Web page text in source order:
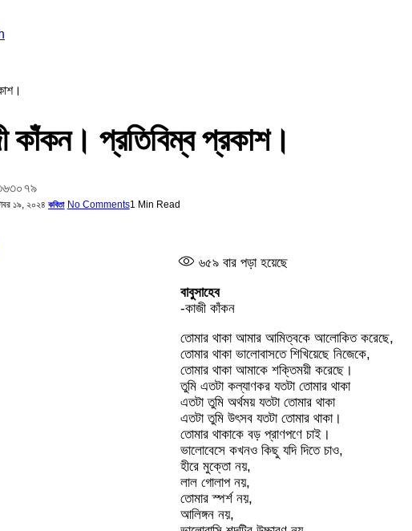
কাঁকন। প্রতিবিম্ব প্রকাশ।
১৯, ২০২৪ কবিতা No Comments1 Min Read
৬৫৯ বার পড়া হয়েছে
বাবুসাহেব
-কাজী কাঁকন
তোমার থাকা আমার আমিত্বকে আলোকিত করেছে,
তোমার থাকা ভালোবাসতে শিখিয়েছে নিজেকে,
তোমার থাকা আমাকে শক্তিময়ী করেছে।
তুমি এতটা কল্যাণকর যতটা তোমার থাকা
এতটা তুমি অর্থময় যতটা তোমার থাকা
এতটা তুমি উৎসব যতটা তোমার থাকা।
তোমার থাকাকে বড় প্রাণপণে চাই।
ভালোবেসে কখনও কিছু যদি দিতে চাও,
হীরে মুক্তো নয়,
লাল গোলাপ নয়,
তোমার স্পর্শ নয়,
আলিঙ্গন নয়,